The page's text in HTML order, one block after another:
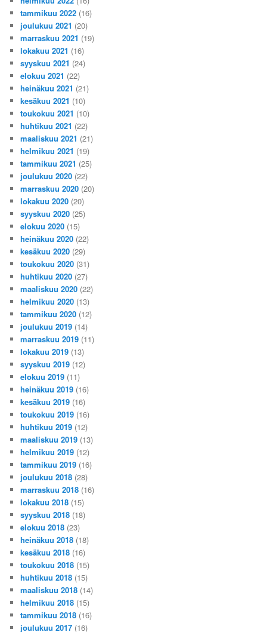
tammikuu 2022 (16)
joulukuu 2021 (20)
marraskuu 2021 (19)
lokakuu 2021 (16)
syyskuu 2021 (24)
elokuu 2021 (22)
heinäkuu 2021 (21)
kesäkuu 2021 (10)
toukokuu 2021 (10)
huhtikuu 2021 (22)
maaliskuu 2021 (21)
helmikuu 2021 (19)
tammikuu 2021 (25)
joulukuu 2020 (22)
marraskuu 2020 (20)
lokakuu 2020 (20)
syyskuu 2020 (25)
elokuu 2020 (15)
heinäkuu 2020 (22)
kesäkuu 2020 (29)
toukokuu 2020 (31)
huhtikuu 2020 (27)
maaliskuu 2020 (22)
helmikuu 2020 (13)
tammikuu 2020 (12)
joulukuu 2019 (14)
marraskuu 2019 (11)
lokakuu 2019 (13)
syyskuu 2019 (12)
elokuu 2019 (11)
heinäkuu 2019 (16)
kesäkuu 2019 (16)
toukokuu 2019 (16)
huhtikuu 2019 (12)
maaliskuu 2019 (13)
helmikuu 2019 (12)
tammikuu 2019 (16)
joulukuu 2018 (28)
marraskuu 2018 (16)
lokakuu 2018 (15)
syyskuu 2018 (18)
elokuu 2018 (23)
heinäkuu 2018 (18)
kesäkuu 2018 (16)
toukokuu 2018 (15)
huhtikuu 2018 (15)
maaliskuu 2018 (14)
helmikuu 2018 (15)
tammikuu 2018 (16)
joulukuu 2017 (16)